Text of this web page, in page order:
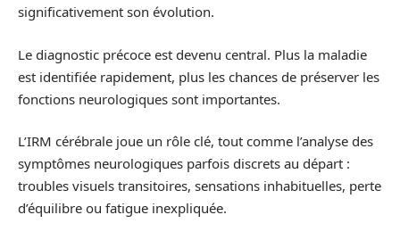
significativement son évolution.
Le diagnostic précoce est devenu central. Plus la maladie
est identifiée rapidement, plus les chances de préserver les
fonctions neurologiques sont importantes.
L’IRM cérébrale joue un rôle clé, tout comme l’analyse des
symptômes neurologiques parfois discrets au départ :
troubles visuels transitoires, sensations inhabituelles, perte
d’équilibre ou fatigue inexpliquée.